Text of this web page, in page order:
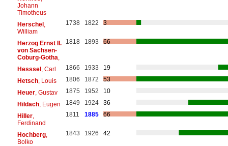
Johann
Timotheus
Herschel,
William
1738 1822 3
Herzog Ernst II.
von Sachsen-
Coburg-Gotha
1818 1893 66
Hesssel, Carl 1866 1933
19
Hetsch, Louis 1806 1872
53
Heuer, Gustav 1875 1952
10
Hildach, Eugen 1849 1924
36
Hiller,
Ferdinand
1811 1885 66
Hochberg,
Bolko
1843 1926 42